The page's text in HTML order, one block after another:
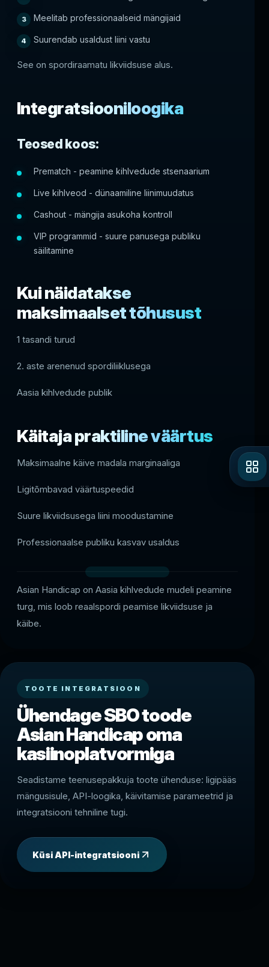
Meelitab professionaalseid mängijaid
Suurendab usaldust liini vastu
See on spordiraamatu likviidsuse alus.
Integratsiooniloogika
Teosed koos:
Prematch - peamine kihlvedude stsenaarium
Live kihlveod - dünaamiline liinimuudatus
Cashout - mängija asukoha kontroll
VIP programmid - suure panusega publiku
säilitamine
Kui näidatakse
maksimaalset tõhusust
1 tasandi turud
2. aste arenenud spordiliiklusega
Aasia kihlvedude publik
Käitaja praktiline väärtus
Maksimaalne käive madala marginaaliga
Ligitõmbavad väärtuspeedid
Suure likviidsusega liini moodustamine
Professionaalse publiku kasvav usaldus
Asian Handicap on Aasia kihlvedude mudeli peamine
turg, mis loob reaalspordi peamise likviidsuse ja
käibe.
TOOTE INTEGRATSIOON
Ühendage SBO toode
Asian Handicap oma
kasiinoplatvormiga
Seadistame teenusepakkuja toote ühenduse: ligipääs
mängusisule, API-loogika, käivitamise parameetrid ja
integratsiooni tehniline tugi.
Küsi API-integratsiooni